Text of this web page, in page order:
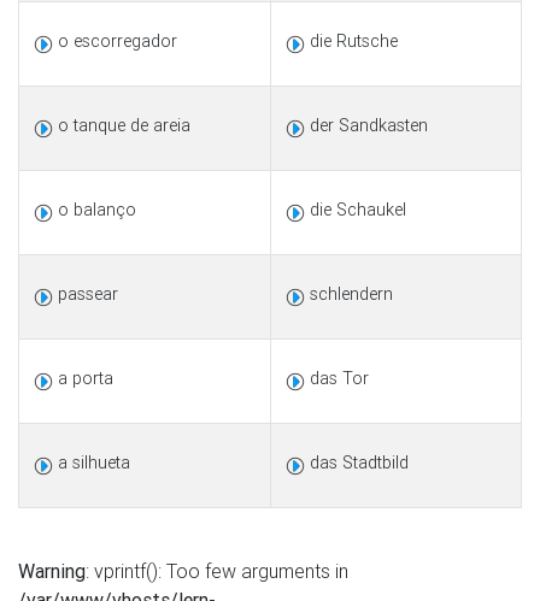
o escorregador die Rutsche
o tanque de areia der Sandkasten
o balanço die Schaukel
passear schlendern
a porta das Tor
a silhueta das Stadtbild
Warning: vprintf(): Too few arguments in